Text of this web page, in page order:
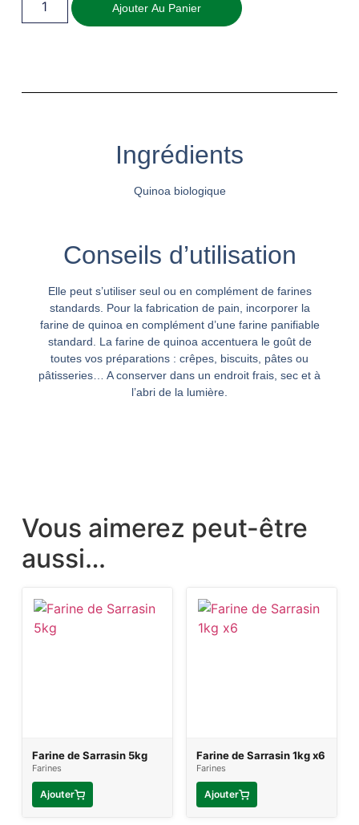
Ajouter Au Panier
Ingrédients
Quinoa biologique
Conseils d’utilisation
Elle peut s’utiliser seul ou en complément de farines
standards. Pour la fabrication de pain, incorporer la
farine de quinoa en complément d’une farine panifiable
standard. La farine de quinoa accentuera le goût de
toutes vos préparations : crêpes, biscuits, pâtes ou
pâtisseries… A conserver dans un endroit frais, sec et à
l’abri de la lumière.
Vous aimerez peut-être
aussi…
Farine de Sarrasin 5kg
Farines
Ajouter
Farine de Sarrasin 1kg x6
Farines
Ajouter